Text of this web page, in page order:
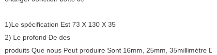
1)Le spécification Est 73 X 130 X 35
2) Le profond De des
produits Que nous Peut produire Sont 16mm, 25mm, 35millimètre